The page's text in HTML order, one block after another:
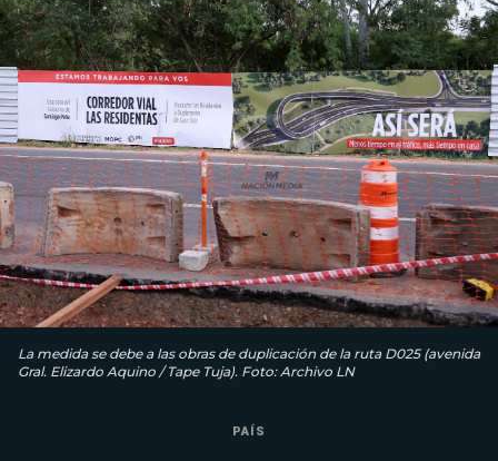
La medida se debe a las obras de duplicación de la ruta D025 (avenida
Gral. Elizardo Aquino / Tape Tuja). Foto: Archivo LN
PAÍS